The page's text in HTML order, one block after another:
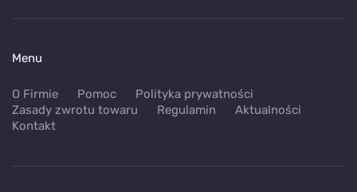
Menu
O Firmie Pomoc
Polityka prywatności
Zasady zwrotu towaru
Regulamin
Aktualności
Kontakt